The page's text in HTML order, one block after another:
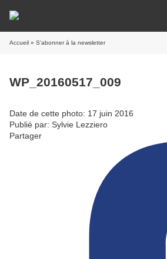
Accueil » S'abonner à la newsletter
WP_20160517_009
Date de cette photo: 17 juin 2016
Publié par: Sylvie Lezziero
Partager